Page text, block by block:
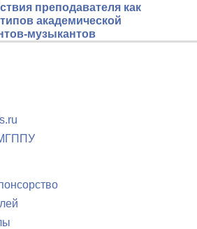
преподавателя как
академической
музыкантов